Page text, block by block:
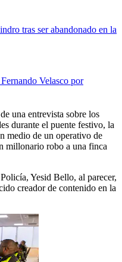
tras ser abandonado en la
Velasco por
una entrevista sobre los
durante el puente festivo, la
medio de un operativo de
millonario robo a una finca
Yesid Bello, al parecer,
creador de contenido en la